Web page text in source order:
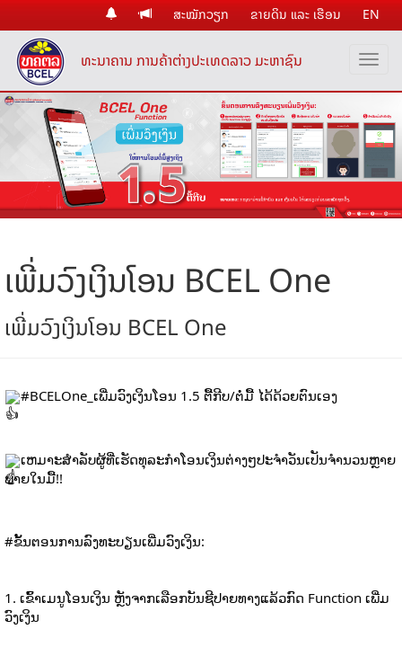
ສະໝັກວຽກ ຂາຍດິນ ແລະ ເຮືອນ EN
ທະນາຄານ ການຄ້າຕ່າງປະເທດລາວ ມະຫາຊົນ
ເພີ່ມວົງເງິນໂອນ BCEL One
ເພີ່ມວົງເງິນໂອນ BCEL One
#BCELOne_ເພີ່ມວົງເງິນໂອນ 1.5 ຕື້ກີບ/ຕໍ່ມື້​ ໄດ້ດ້ວຍຕົນເອງ
ເຫມາະສໍາລັບຜູ້ທີ່ເຮັດທຸລະກຳໂອນເງິນຕ່າງໆປະຈໍາວັນເປັນຈໍານວນຫຼາຍ
ພາຍໃນມື້!!
#ຂັ້ນຕອນການລົງທະບຽນເພີ່ມວົງເງິນ:
1. ເຂົ້າເມນູໂອນເງິນ ຫຼັງຈາກເລືອກບັນຊີປາຍທາງແລ້ວກົດ Function ເພີ່ມ
ວົງເງິນ